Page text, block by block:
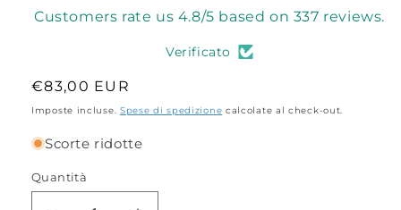
Customers rate us 4.8/5 based on 337 reviews.
Verificato
Prezzo
di
€83,00 EUR
Imposte incluse. Spese di spedizione calcolate al check-out.
Scorte ridotte
Quantità